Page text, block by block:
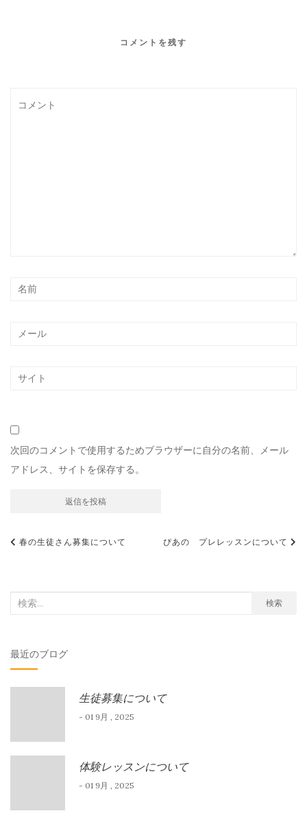
コメントを残す
次回のコメントで使用するためブラウザーに自分の名前、メール
アドレス、サイトを保存する。
投
ビ
ー
シ
ョ
春の生徒さん募集について ぴあの プレレッスンについて
検
象:
検索
最近のブログ
生徒募集について
- 01 9月 , 2025
体験レッスンについて
- 01 9月 , 2025